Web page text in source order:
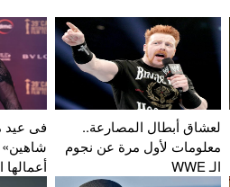
لعشاق أبطال المصارعة..
معلومات لأول مرة عن نجوم
الـ WWE
فى عيد
شاهين»
أعمالها